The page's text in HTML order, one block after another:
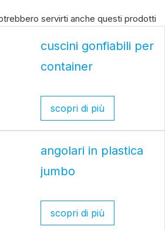
servirti anche questi prodotti
cuscini gonfiabili per
container
scopri di più
angolari in plastica
jumbo
scopri di più